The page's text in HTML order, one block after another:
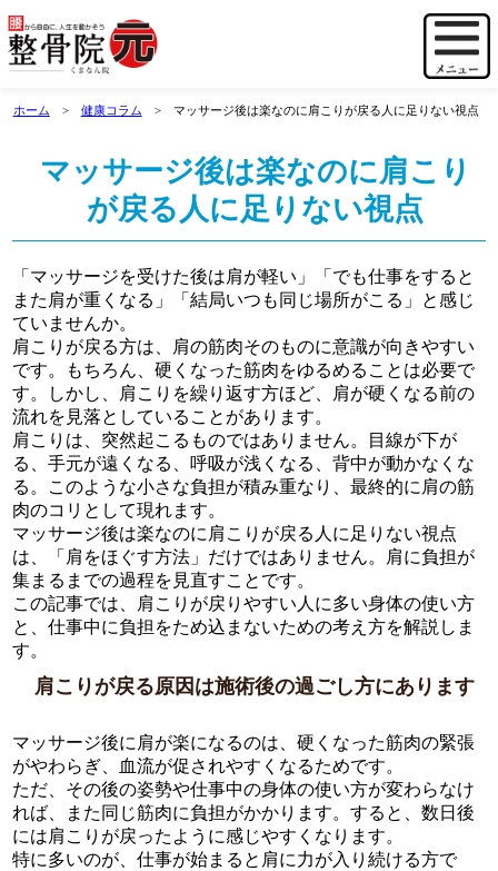
ホーム 健康コラム マッサージ後は楽なのに肩こりが戻る人に足りない視点
マッサージ後は楽なのに肩こり
が戻る人に足りない視点
「マッサージを受けた後は肩が軽い」「でも仕事をすると
また肩が重くなる」「結局いつも同じ場所がこる」と感じ
ていませんか。
肩こりが戻る方は、肩の筋肉そのものに意識が向きやすい
です。もちろん、硬くなった筋肉をゆるめることは必要で
す。しかし、肩こりを繰り返す方ほど、肩が硬くなる前の
流れを見落としていることがあります。
肩こりは、突然起こるものではありません。目線が下が
る、手元が遠くなる、呼吸が浅くなる、背中が動かなくな
る。このような小さな負担が積み重なり、最終的に肩の筋
肉のコリとして現れます。
マッサージ後は楽なのに肩こりが戻る人に足りない視点
は、「肩をほぐす方法」だけではありません。肩に負担が
集まるまでの過程を見直すことです。
この記事では、肩こりが戻りやすい人に多い身体の使い方
と、仕事中に負担をため込まないための考え方を解説しま
す。
肩こりが戻る原因は施術後の過ごし方にあります
マッサージ後に肩が楽になるのは、硬くなった筋肉の緊張
がやわらぎ、血流が促されやすくなるためです。
ただ、その後の姿勢や仕事中の身体の使い方が変わらなけ
れば、また同じ筋肉に負担がかかります。すると、数日後
には肩こりが戻ったように感じやすくなります。
特に多いのが、仕事が始まると肩に力が入り続ける方で